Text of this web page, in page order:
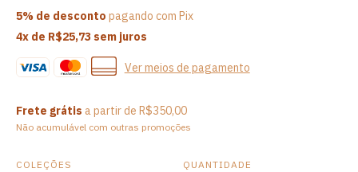
5% de desconto pagando com Pix
4x de R$25,73 sem juros
Ver meios de pagamento
Frete grátis a partir de R$350,00
Não acumulável com outras promoções
COLEÇÕES QUANTIDADE